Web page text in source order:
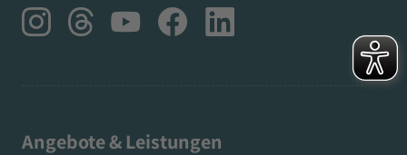
Angebote & Leistungen